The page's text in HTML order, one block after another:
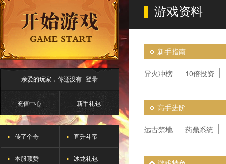
亲爱的玩家，你还没有 登录
充值中心 新手礼包
传了个奇 直升斗帝
本服顶赞 冰龙礼包
游戏资料
新手指南
异火冲榜 10倍投资
高手进阶
远古禁地 药鼎系统